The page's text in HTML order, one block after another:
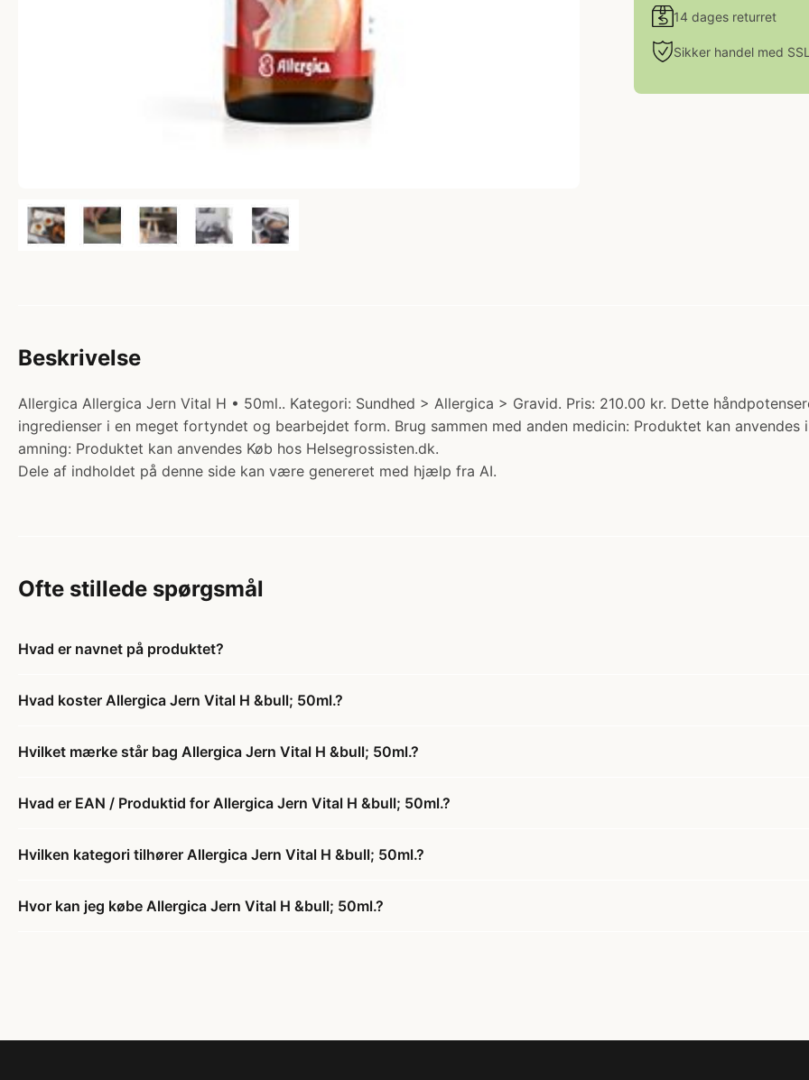
14 dages returret
Sikker handel med
Beskrivelse
Allergica Allergica Jern Vital H • 50ml.. Kategori: Sundhed > Allergica > Gravid. Pris: 210.00 kr. Dette
ingredienser i en meget fortyndet og bearbejdet form. Brug sammen med anden medicin: Produktet kan
amning: Produktet kan anvendes Køb hos Helsegrossisten.dk.
Dele af indholdet på denne side kan være genereret med hjælp fra AI.
Ofte stillede spørgsmål
Hvad er navnet på produktet?
Hvad koster Allergica Jern Vital H &bull; 50ml.?
Hvilket mærke står bag Allergica Jern Vital H &bull; 50ml.?
Hvad er EAN / Produktid for Allergica Jern Vital H &bull; 50ml.?
Hvilken kategori tilhører Allergica Jern Vital H &bull; 50ml.?
Hvor kan jeg købe Allergica Jern Vital H &bull; 50ml.?